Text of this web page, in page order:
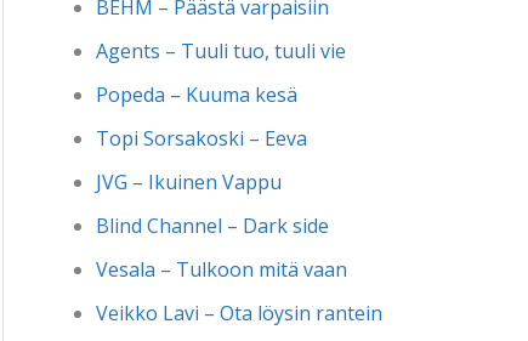
BEHM – Päästä varpaisiin
Agents – Tuuli tuo, tuuli vie
Popeda – Kuuma kesä
Topi Sorsakoski – Eeva
JVG – Ikuinen Vappu
Blind Channel – Dark side
Vesala – Tulkoon mitä vaan
Veikko Lavi – Ota löysin rantein